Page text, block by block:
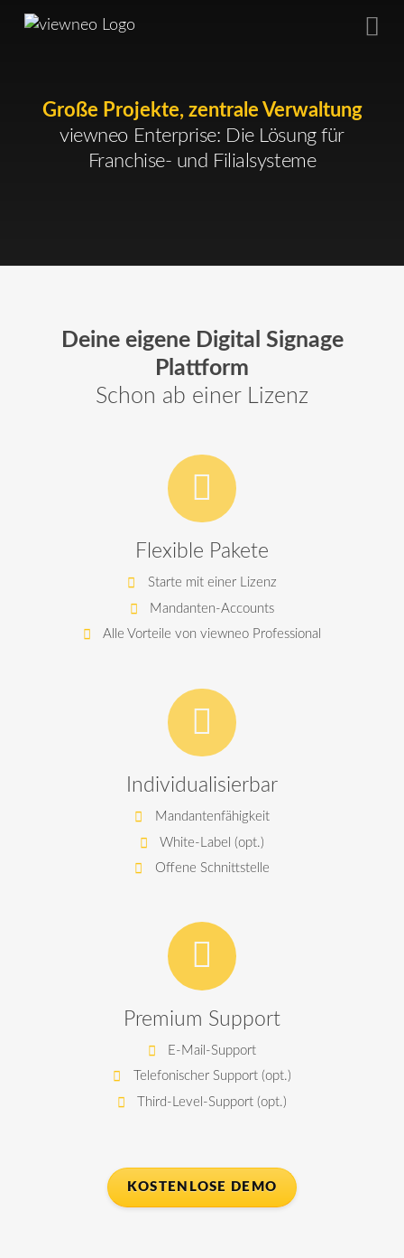
Große Projekte, zentrale Verwaltung
viewneo Enterprise: Die Lösung für
Franchise- und Filialsysteme
Deine eigene Digital Signage
Plattform
Schon ab einer Lizenz
Flexible Pakete
Starte mit einer Lizenz
Mandanten-Accounts
Alle Vorteile von viewneo Professional
Individualisierbar
Mandantenfähigkeit
White-Label (opt.)
Offene Schnittstelle
Premium Support
E-Mail-Support
Telefonischer Support (opt.)
Third-Level-Support (opt.)
KOSTENLOSE DEMO